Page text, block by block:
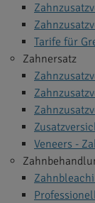
Tarife für
Zahnersatz
Veneers -